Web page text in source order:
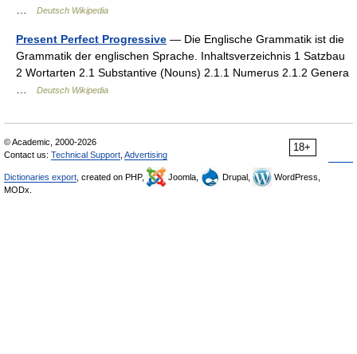
Deutsch Wikipedia
Present Perfect Progressive — Die Englische Grammatik ist die
Grammatik der englischen Sprache. Inhaltsverzeichnis 1 Satzbau
2 Wortarten 2.1 Substantive (Nouns) 2.1.1 Numerus 2.1.2 Genera
Deutsch Wikipedia
18+
© Academic, 2000-2026
Contact us: Technical Support Advertising
Dictionaries export , created on PHP, Joomla, Drupal,
WordPress,
MODx.